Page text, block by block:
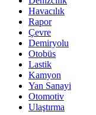
Havacılık
Rapor
Çevre
Demiryolu
Otobüs
Lastik
Kamyon
Yan Sanayi
Otomotiv
Ulaştırma